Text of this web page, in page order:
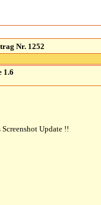
Nr. 1252
1.6
Update !!